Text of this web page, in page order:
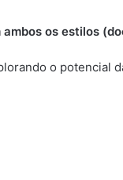
os estilos
o potencial